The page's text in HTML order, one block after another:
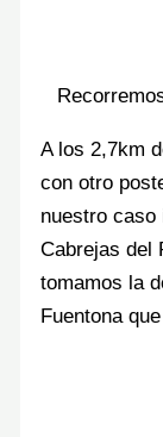
A los 2,7km
con otro
nuestro caso
Cabrejas del
tomamos la
Fuentona